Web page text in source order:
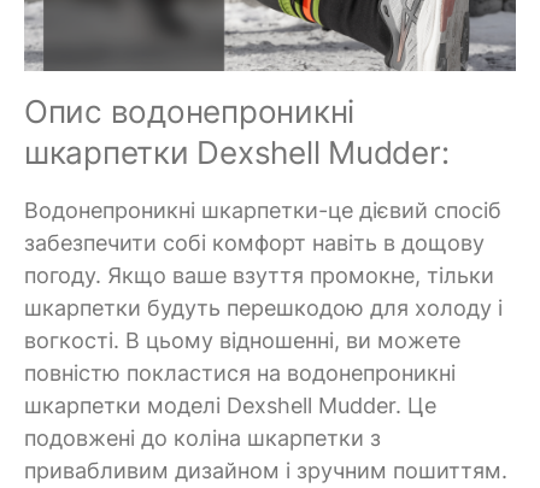
Опис водонепроникні
шкарпетки Dexshell Mudder:
Водонепроникні шкарпетки-це дієвий спосіб
забезпечити собі комфорт навіть в дощову
погоду. Якщо ваше взуття промокне, тільки
шкарпетки будуть перешкодою для холоду і
вогкості. В цьому відношенні, ви можете
повністю покластися на водонепроникні
шкарпетки моделі Dexshell Mudder. Це
подовжені до коліна шкарпетки з
привабливим дизайном і зручним пошиттям.